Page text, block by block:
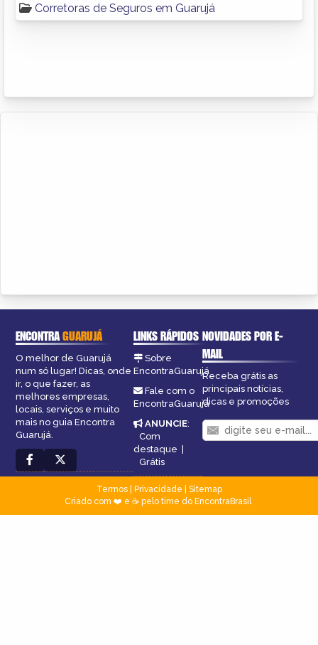
Corretoras de Seguros em Guarujá
ENCONTRAGUARUJÁ
O melhor de Guarujá
num só lugar! Dicas, onde
ir, o que fazer, as
melhores empresas,
locais, serviços e muito
mais no guia Encontra
Guarujá.
LINKS RÁPIDOS
Sobre
EncontraGuarujá
Fale com o
EncontraGuarujá
ANUNCIE:
Com
destaque |
Grátis
NOVIDADES POR E-
MAIL
Receba grátis as
principais notícias,
dicas e promoções
Termos| Privacidade
Sitemap
Criado com ❤️ e ☕ pelo time do EncontraBrasil